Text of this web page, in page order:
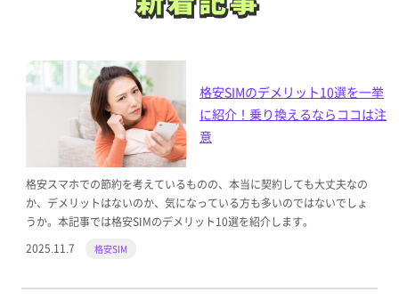
格安SIMのデメリット10選を一挙
に紹介！乗り換えるならココは注
意
格安スマホでの節約を考えているものの、本当に契約しても大丈夫なの
か、デメリットはないのか、気になっている方も多いのではないでしょ
うか。本記事では格安SIMのデメリット10選を紹介します。
2025.11.7
格安SIM